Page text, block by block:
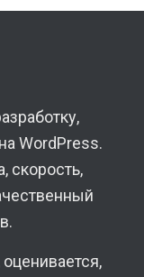
WordPress.
скорость,